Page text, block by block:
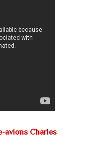
avions Charles